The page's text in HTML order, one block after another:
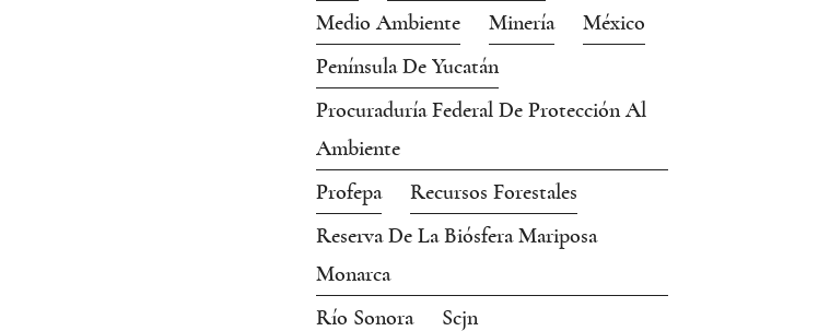
Medio Ambiente
Minería
México
Península De Yucatán
Procuraduría Federal De Protección Al
Ambiente
Profepa
Recursos Forestales
Reserva De La Biósfera Mariposa
Monarca
Río Sonora
Scjn